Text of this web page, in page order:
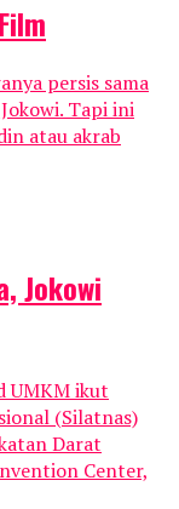
persis sama
Tapi ini
atau akrab
Jokowi
UMKM ikut
(Silatnas)
Darat
Center,